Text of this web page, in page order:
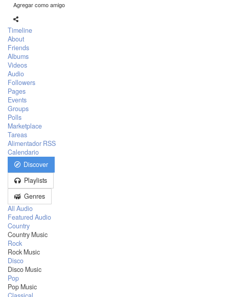
Agregar como amigo
Timeline
About
Friends
Albums
Videos
Audio
Followers
Pages
Events
Groups
Polls
Marketplace
Tareas
Alimentador RSS
Calendario
Discover
Playlists
Genres
All Audio
Featured Audio
Country
Country Music
Rock
Rock Music
Disco
Disco Music
Pop
Pop Music